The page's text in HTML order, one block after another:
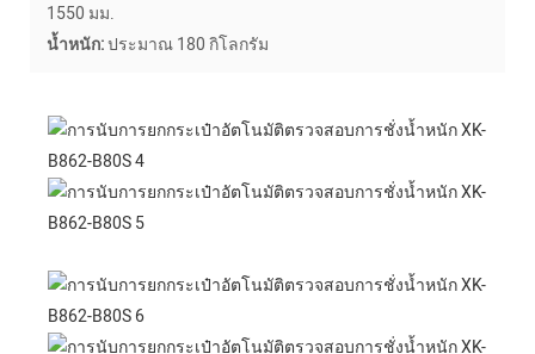
1550 มม.
น้ำหนัก:ประมาณ 180 กิโลกรัม